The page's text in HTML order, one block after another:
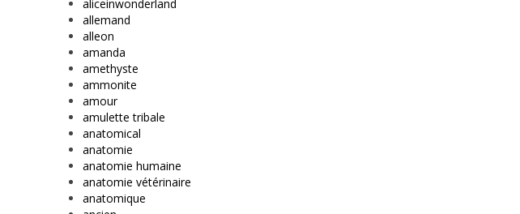
aliceinwonderland
allemand
alleon
amanda
amethyste
ammonite
amour
amulette tribale
anatomical
anatomie
anatomie humaine
anatomie vétérinaire
anatomique